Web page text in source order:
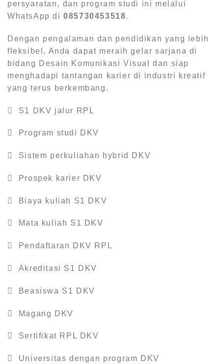
persyaratan, dan program studi ini melalui
WhatsApp di085730453518.
Dengan pengalaman dan pendidikan yang lebih
fleksibel, Anda dapat meraih gelar sarjana di
bidang Desain Komunikasi Visual dan siap
menghadapi tantangan karier di industri kreatif
yang terus berkembang.
 S1 DKV jalur RPL
 Program studi DKV
 Sistem perkuliahan hybrid DKV
 Prospek karier DKV
 Biaya kuliah S1 DKV
 Mata kuliah S1 DKV
 Pendaftaran DKV RPL
 Akreditasi S1 DKV
 Beasiswa S1 DKV
 Magang DKV
 Sertifikat RPL DKV
 Universitas dengan program DKV